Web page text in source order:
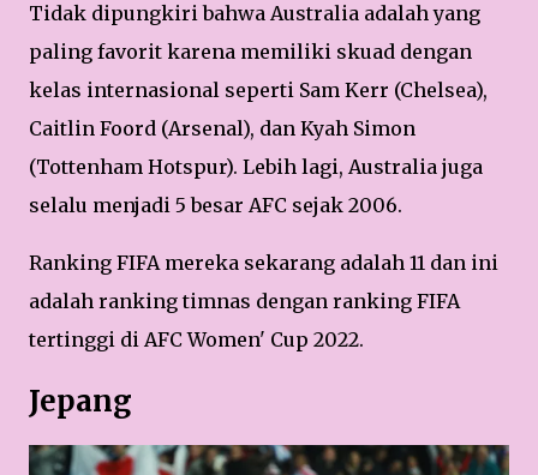
Tidak dipungkiri bahwa Australia adalah yang
paling favorit karena memiliki skuad dengan
kelas internasional seperti Sam Kerr (Chelsea),
Caitlin Foord (Arsenal), dan Kyah Simon
(Tottenham Hotspur). Lebih lagi, Australia juga
selalu menjadi 5 besar AFC sejak 2006.
Ranking FIFA mereka sekarang adalah 11 dan ini
adalah ranking timnas dengan ranking FIFA
tertinggi di AFC Women' Cup 2022.
Jepang